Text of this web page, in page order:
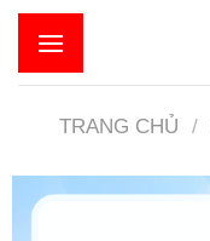
Skip
content
TRANG CHỦ /